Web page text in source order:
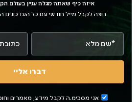
איזה כיף שאתה מגלה עניין בעולם
רוצה לקבל מייל חודשי עם כל העדכונים
אני מסכימ.ה לקבל מידע, מאמרים
דברו אליי